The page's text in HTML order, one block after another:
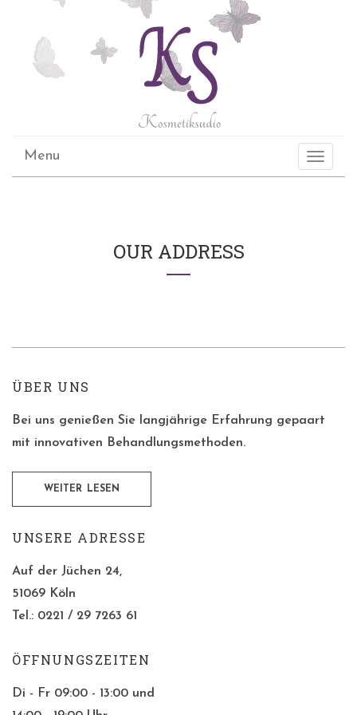
Toggle
Menu
OUR ADDRESS
ÜBER UNS
Bei uns genießen Sie langjährige Erfahrung gepaart
mit innovativen Behandlungsmethoden.
WEITER LESEN
UNSERE ADRESSE
Auf der Jüchen 24,
51069 Köln
Tel.: 0221 / 29 7263 61
ÖFFNUNGSZEITEN
Di - Fr 09:00 - 13:00 und